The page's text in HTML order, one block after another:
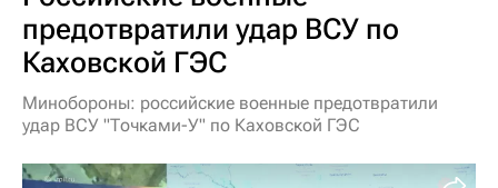
предотвратили удар ВСУ по
Каховской ГЭС
Минобороны: российские военные предотвратили
удар ВСУ "Точками-У" по Каховской ГЭС